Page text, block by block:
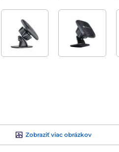
Zobraziť viac obrázkov